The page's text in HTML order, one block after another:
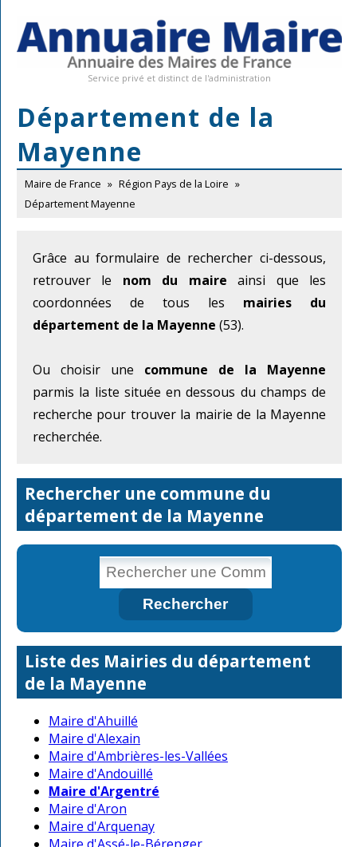
Service privé et distinct de l'administration
Département de la
Mayenne
Maire de France » Région Pays de la Loire »
Département Mayenne
Grâce au formulaire de rechercher ci-dessous,
retrouver le nom du maire ainsi que les
coordonnées de tous les mairies du
département de la Mayenne (53).
Ou choisir une commune de la Mayenne
parmis la liste située en dessous du champs de
recherche pour trouver la mairie de la Mayenne
recherchée.
Rechercher une commune du
département de la Mayenne
Liste des Mairies du département
de la Mayenne
Maire d'Ahuillé
Maire d'Alexain
Maire d'Ambrières-les-Vallées
Maire d'Andouillé
Maire d'Argentré
Maire d'Aron
Maire d'Arquenay